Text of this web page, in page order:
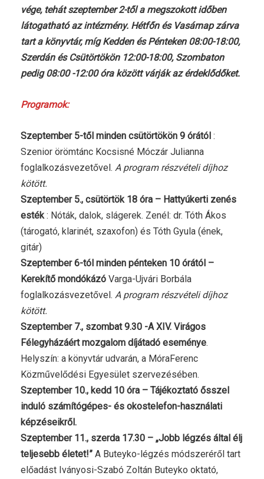
vége, tehát szeptember 2-től a megszokott időben
látogatható az intézmény. Hétfőn és Vasárnap zárva
tart a könyvtár, míg Kedden és Pénteken 08:00-18:00,
Szerdán és Csütörtökön 12:00-18:00, Szombaton
pedig 08:00 -12:00 óra között várják az érdeklődőket.
Programok:
Szeptember 5-től minden csütörtökön 9 órától :
Szenior örömtánc Kocsisné Móczár Julianna
foglalkozásvezetővel. A program részvételi díjhoz
kötött.
Szeptember 5., csütörtök 18 óra – Hattyúkerti zenés
esték : Nóták, dalok, slágerek. Zenél: dr. Tóth Ákos
(tárogató, klarinét, szaxofon) és Tóth Gyula (ének,
gitár)
Szeptember 6-tól minden pénteken 10 órától –
Kerekítő mondókázó Varga-Ujvári Borbála
foglalkozásvezetővel. A program részvételi díjhoz
kötött.
Szeptember 7., szombat 9.30 -A XIV. Virágos
Félegyházáért mozgalom díjátadó eseménye.
Helyszín: a könyvtár udvarán, a MóraFerenc
Közművelődési Egyesület szervezésében.
Szeptember 10., kedd 10 óra – Tájékoztató ősszel
induló számítógépes- és okostelefon-használati
képzéseikről.
Szeptember 11., szerda 17.30 – „Jobb légzés által élj
teljesebb életet!” A Buteyko-légzés módszeréről tart
előadást Iványosi-Szabó Zoltán Buteyko oktató,